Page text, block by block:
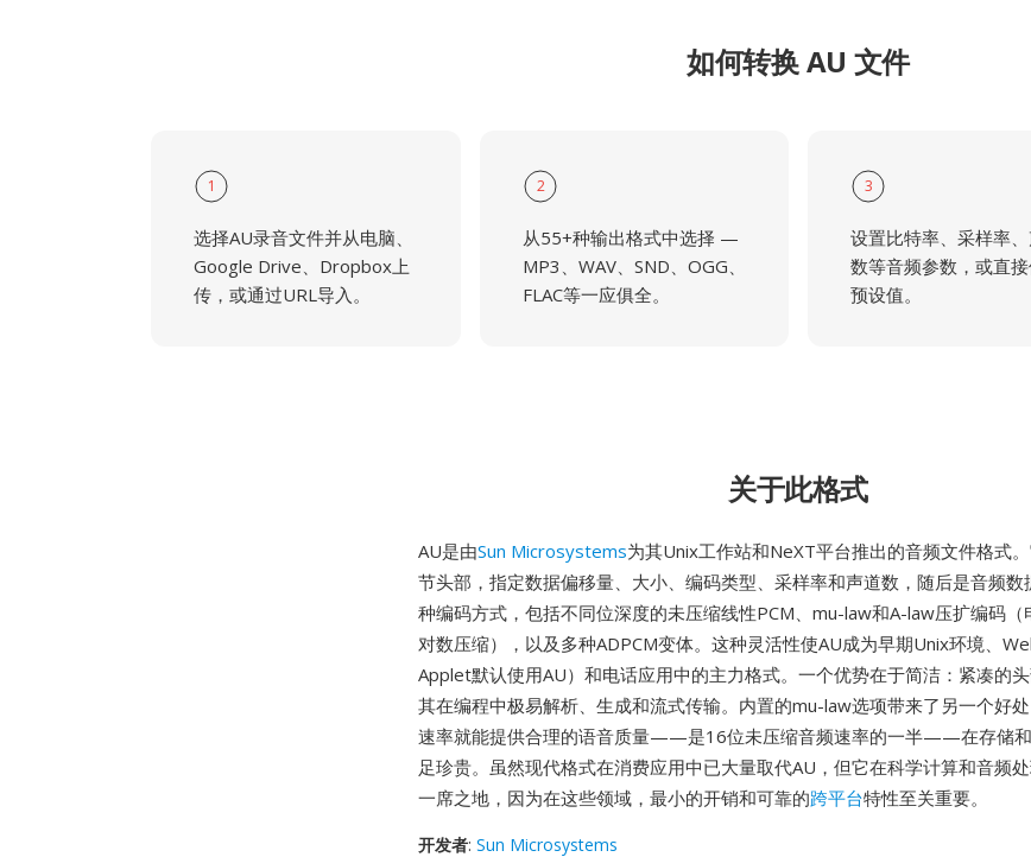
如何转换 AU 文件
1
选择AU录音文件并从电脑、
Google Drive、Dropbox上
传，或通过URL导入。
2
从55+种输出格式中选择 —
MP3、WAV、SND、OGG、
FLAC等一应俱全。
3
设置比特率、采样率
数等音频参数，或直
预设值。
关于此格式
AU是由Sun Microsystems为其Unix工作站和NeXT平台推出的音频文件格式
节头部，指定数据偏移量、大小、编码类型、采样率和声道数，随后是音频数
种编码方式，包括不同位深度的未压缩线性PCM、mu-law和A-law压扩编码（
对数压缩），以及多种ADPCM变体。这种灵活性使AU成为早期Unix环境、
Applet默认使用AU）和电话应用中的主力格式。一个优势在于简洁：紧凑的
其在编程中极易解析、生成和流式传输。内置的mu-law选项带来了另一个好
速率就能提供合理的语音质量——是16位未压缩音频速率的一半——在存储
足珍贵。虽然现代格式在消费应用中已大量取代AU，但它在科学计算和音频
一席之地，因为在这些领域，最小的开销和可靠的跨平台特性至关重要。
开发者: Sun Microsystems